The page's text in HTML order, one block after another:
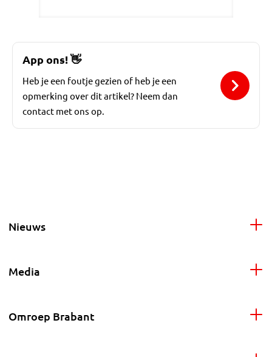
App ons!👋
Heb je een foutje gezien of heb je een
opmerking over dit artikel? Neem dan
contact met ons op.
Nieuws
Media
Omroep Brabant